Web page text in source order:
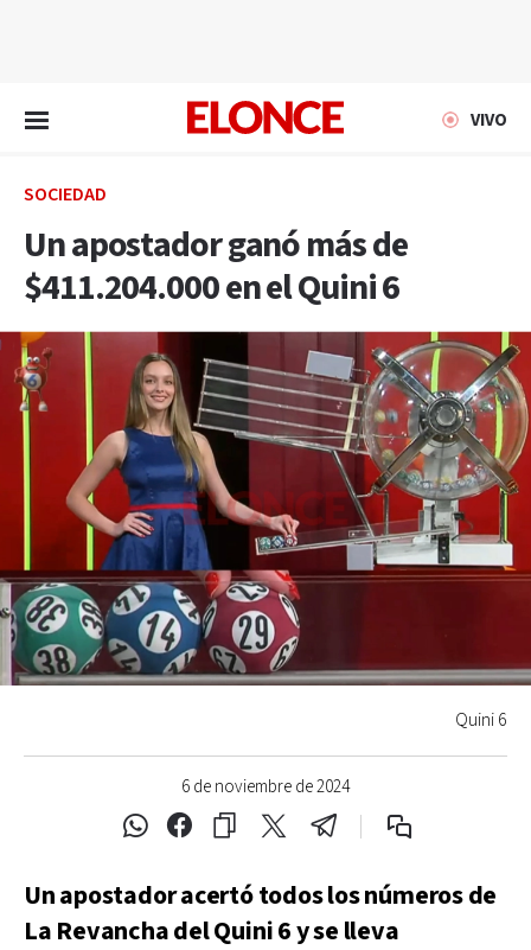
VIVO
SOCIEDAD
Un apostador ganó más de
$411.204.000 en el Quini 6
6 de noviembre de 2024
Quini 6
Un apostador acertó todos los números de
La Revancha del Quini 6 y se lleva